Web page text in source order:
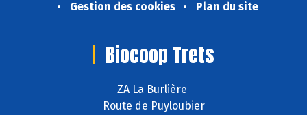
Gestion des cookies
Plan du site
Biocoop Trets
ZA La Burlière
Route de Puyloubier